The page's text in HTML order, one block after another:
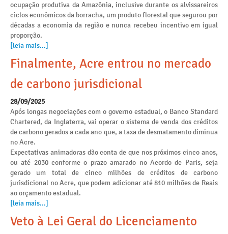
ocupação produtiva da Amazônia, inclusive durante os alvissareiros
ciclos econômicos da borracha, um produto florestal que segurou por
décadas a economia da região e nunca recebeu incentivo em igual
proporção.
[leia mais...]
Finalmente, Acre entrou no mercado
de carbono jurisdicional
28/09/2025
Após longas negociações com o governo estadual, o Banco Standard
Chartered, da Inglaterra, vai operar o sistema de venda dos créditos
de carbono gerados a cada ano que, a taxa de desmatamento diminua
no Acre.
Expectativas animadoras dão conta de que nos próximos cinco anos,
ou até 2030 conforme o prazo amarado no Acordo de Paris, seja
gerado um total de cinco milhões de créditos de carbono
jurisdicional no Acre, que podem adicionar até 810 milhões de Reais
ao orçamento estadual.
[leia mais...]
Veto à Lei Geral do Licenciamento